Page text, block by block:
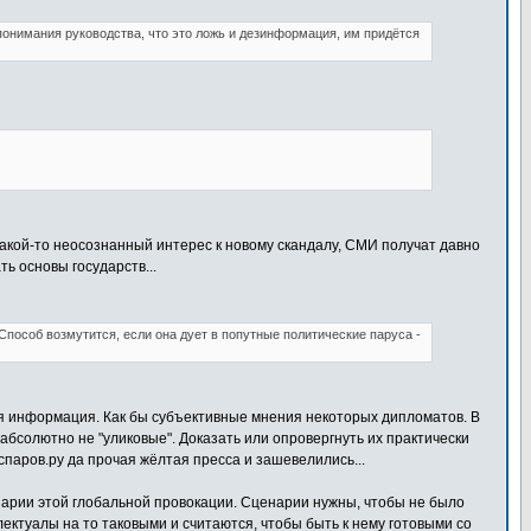
руководства, что это ложь и дезинформация, им придётся
то неосознанный интерес к новому скандалу, СМИ получат давно
основы государств...
возмутится, если она дует в попутные политические паруса -
информация. Как бы субъективные мнения некоторых дипломатов. В
не "уликовые". Доказать или опровергнуть их практически
да прочая жёлтая пресса и зашевелились...
этой глобальной провокации. Сценарии нужны, чтобы не было
на то таковыми и считаются, чтобы быть к нему готовыми со